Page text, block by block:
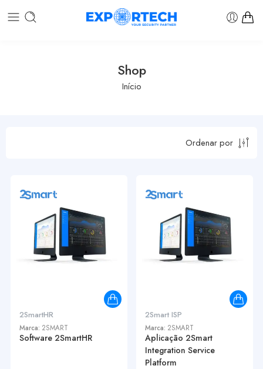
Shop
Início
Ordenar por
2SmartHR
Marca: 2SMART
Software 2SmartHR
2Smart ISP
Marca: 2SMART
Aplicação 2Smart
Integration Service
Platform